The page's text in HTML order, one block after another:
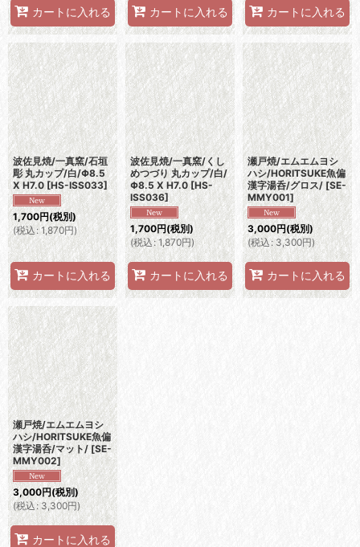
カートに入れる カートに入れる カートに入れる
波佐見焼/一真窯/石垣
彫 丸カップ/白/Φ8.5
X H7.0 [HS-ISS033]
1,700円(税別)
(税込 : 1,870円)
カートに入れる
波佐見焼/一真窯/くし
めつづり 丸カップ/白/
Φ8.5 X H7.0 [HS-
ISS036]
1,700円(税別)
(税込: 1,870円)
カートに入れる
瀬戸焼/エムエムヨシ
ハシ/HORITSUKE魚偏
漢字湯呑/グロス/ [SE-
MMY001]
3,000円(税別)
(税込: 3,300円)
カートに入れる
瀬戸焼/エムエムヨシ
ハシ/HORITSUKE魚偏
漢字湯呑/マット/ [SE-
MMY002]
3,000円(税別)
(税込: 3,300円)
カートに入れる